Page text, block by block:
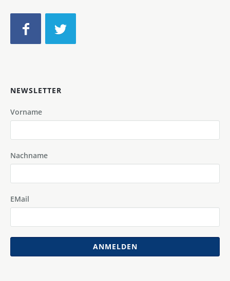
NEWSLETTER
Vorname
Nachname
EMail
ANMELDEN